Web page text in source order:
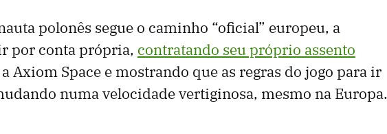
polonês segue o caminho “oficial” europeu, a
por conta própria, contratando seu próprio assento
Axiom Space e mostrando que as regras do jogo para ir
numa velocidade vertiginosa, mesmo na Europa.